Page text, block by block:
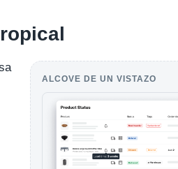
ALCOVE DE UN VISTAZO